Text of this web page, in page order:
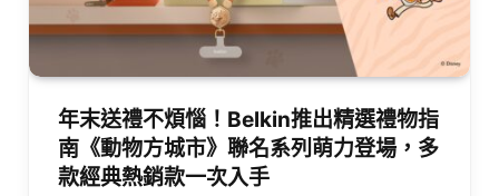
年末送禮不煩惱！Belkin推出精選禮物指
南《動物方城市》聯名系列萌力登場，多
款經典熱銷款一次入手